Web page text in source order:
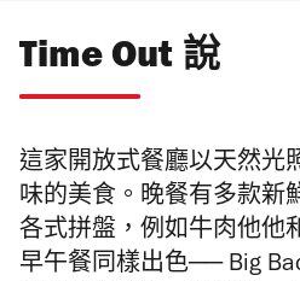
Time Out 說
這家開放式餐廳以天然光
味的美食。晚餐有多款新
各式拼盤，例如牛肉他他
早午餐同樣出色── Big